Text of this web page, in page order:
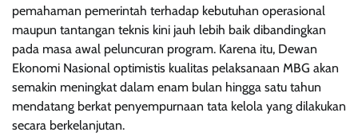
pemahaman pemerintah terhadap kebutuhan operasional
maupun tantangan teknis kini jauh lebih baik dibandingkan
pada masa awal peluncuran program. Karena itu, Dewan
Ekonomi Nasional optimistis kualitas pelaksanaan MBG akan
semakin meningkat dalam enam bulan hingga satu tahun
mendatang berkat penyempurnaan tata kelola yang dilakukan
secara berkelanjutan.